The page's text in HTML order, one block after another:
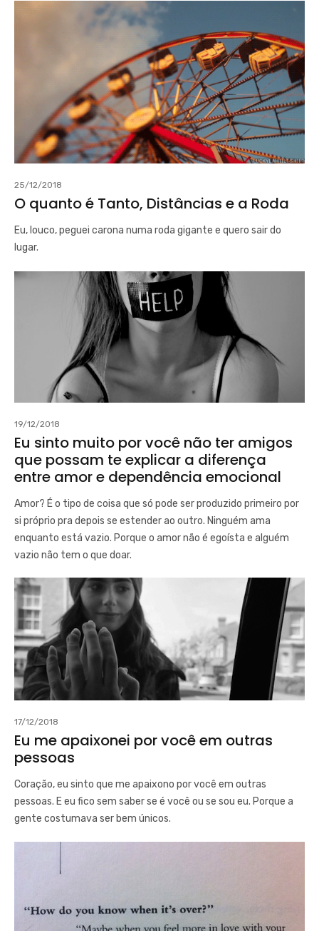
25/12/2018
O quanto é Tanto, Distâncias e a Roda
Eu, louco, peguei carona numa roda gigante e quero sair do
lugar.
19/12/2018
Eu sinto muito por você não ter amigos
que possam te explicar a diferença
entre amor e dependência emocional
Amor? É o tipo de coisa que só pode ser produzido primeiro por
si próprio pra depois se estender ao outro. Ninguém ama
enquanto está vazio. Porque o amor não é egoísta e alguém
vazio não tem o que doar.
17/12/2018
Eu me apaixonei por você em outras
pessoas
Coração, eu sinto que me apaixono por você em outras
pessoas. E eu fico sem saber se é você ou se sou eu. Porque a
gente costumava ser bem únicos.